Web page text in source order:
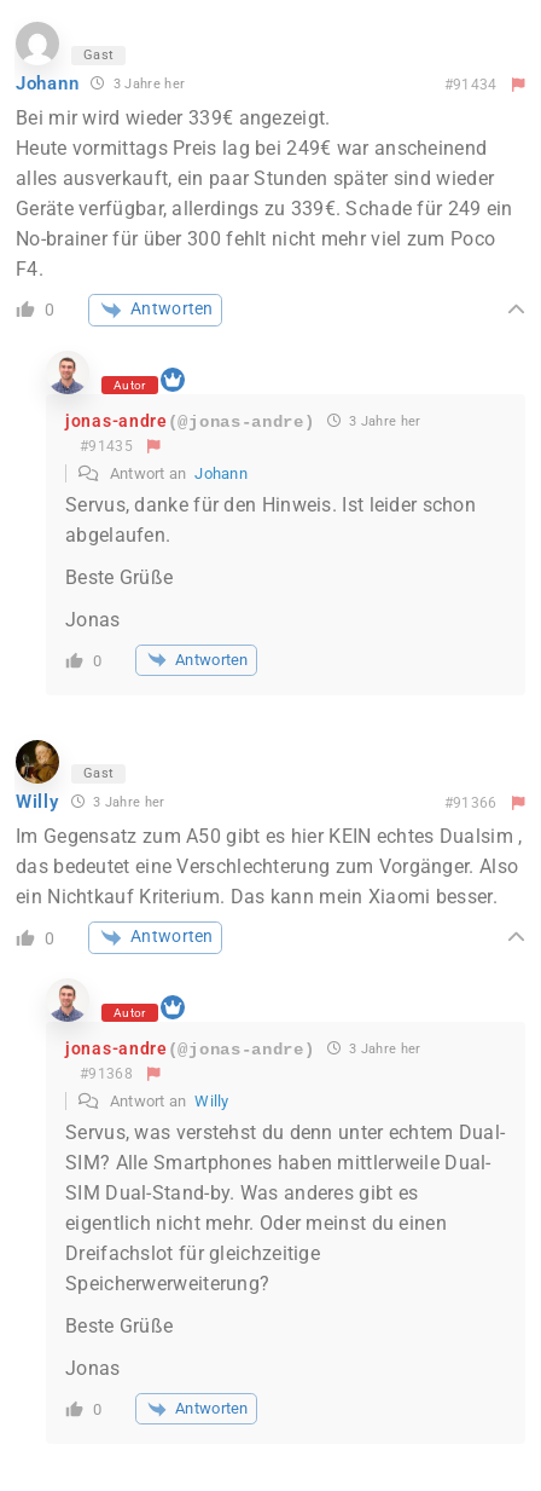
Gast
Johann 3 Jahre her #91434
Bei mir wird wieder 339€ angezeigt.
Heute vormittags Preis lag bei 249€ war anscheinend
alles ausverkauft, ein paar Stunden später sind wieder
Geräte verfügbar, allerdings zu 339€. Schade für 249 ein
No-brainer für über 300 fehlt nicht mehr viel zum Poco
F4.
0 Antworten
Autor
jonas-andre(@jonas-andre) 3 Jahre her
#91435
Antwort anJohann
Servus, danke für den Hinweis. Ist leider schon
abgelaufen.
Beste Grüße
Jonas
0 Antworten
Gast
Willy 3 Jahre her #91366
Im Gegensatz zum A50 gibt es hier KEIN echtes Dualsim ,
das bedeutet eine Verschlechterung zum Vorgänger. Also
ein Nichtkauf Kriterium. Das kann mein Xiaomi besser.
0 Antworten
Autor
jonas-andre(@jonas-andre) 3 Jahre her
#91368
Antwort anWilly
Servus, was verstehst du denn unter echtem Dual-
SIM? Alle Smartphones haben mittlerweile Dual-
SIM Dual-Stand-by. Was anderes gibt es
eigentlich nicht mehr. Oder meinst du einen
Dreifachslot für gleichzeitige
Speicherwerweiterung?
Beste Grüße
Jonas
0 Antworten